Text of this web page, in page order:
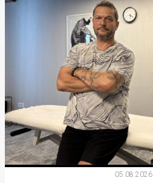
05.08.2026.